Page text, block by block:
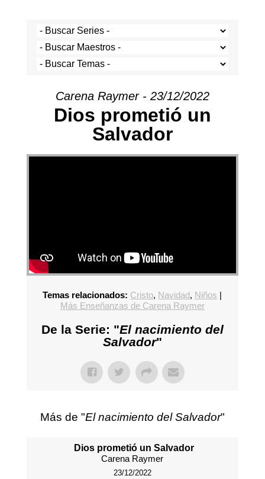
Carena Raymer - 23/12/2022
Dios prometió un
Salvador
Temas relacionados: Cristo, Navidad, Niños |
Más Enseñanzas de Carena Raymer
De la Serie: "El nacimiento del
Salvador"
Más de "El nacimiento del Salvador"
Dios prometió un Salvador
Carena Raymer
23/12/2022